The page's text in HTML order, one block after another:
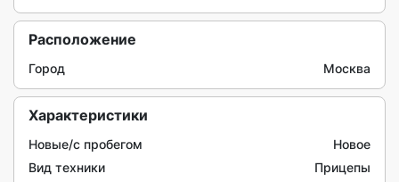
Расположение
Город Москва
Характеристики
Новые/с пробегом
Новое
Вид техники
Прицепы